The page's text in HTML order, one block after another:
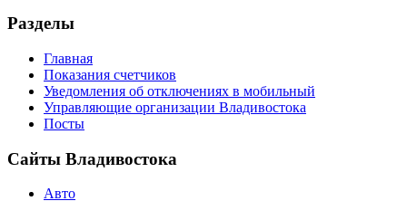
Разделы
Главная
Показания счетчиков
Уведомления об отключениях в мобильный
Управляющие организации Владивостока
Посты
Сайты Владивостока
Авто